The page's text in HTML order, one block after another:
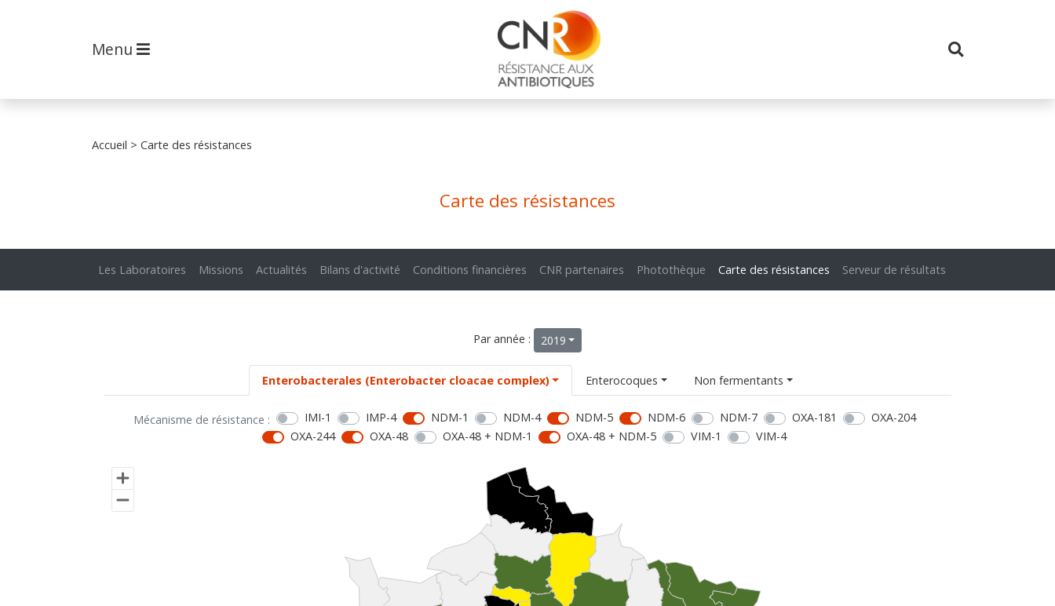
Menu
Accueil > Carte des résistances
Carte des résistances
Les Laboratoires Missions Actualités Bilans d'activité Conditions financières CNR partenaires Photothèque Carte des résistances Serveur de résultats
Par année : 2019
Enterobacterales (Enterobacter cloacae complex) Enterocoques Non fermentants
Mécanisme de résistance : IMI-1 IMP-4 NDM-1 NDM-4 NDM-5 NDM-6 NDM-7 OXA-181
OXA-204
OXA-244
OXA-48 OXA-48 + NDM-1 OXA-48 + NDM-5 VIM-1 VIM-4